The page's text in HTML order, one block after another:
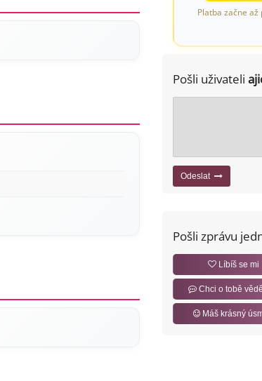
Platba začne
Pošli uživateli
Odeslat
Pošli zprávu
Líbíš se mi
Chci o tobě
Máš krásný